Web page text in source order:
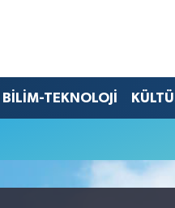
BİLİM-TEKNOLOJİ